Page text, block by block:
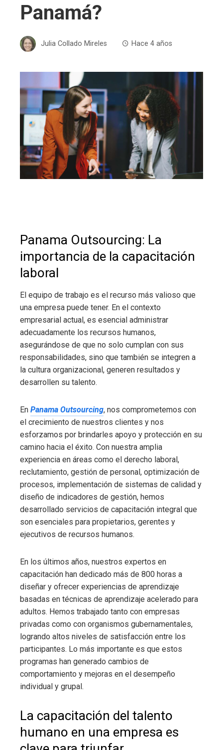
Panamá?
Julia Collado Mireles Hace 4 años
Panama Outsourcing: La
importancia de la capacitación
laboral
El equipo de trabajo es el recurso más valioso que
una empresa puede tener. En el contexto
empresarial actual, es esencial administrar
adecuadamente los recursos humanos,
asegurándose de que no solo cumplan con sus
responsabilidades, sino que también se integren a
la cultura organizacional, generen resultados y
desarrollen su talento.
En Panama Outsourcing, nos comprometemos con
el crecimiento de nuestros clientes y nos
esforzamos por brindarles apoyo y protección en su
camino hacia el éxito. Con nuestra amplia
experiencia en áreas como el derecho laboral,
reclutamiento, gestión de personal, optimización de
procesos, implementación de sistemas de calidad y
diseño de indicadores de gestión, hemos
desarrollado servicios de capacitación integral que
son esenciales para propietarios, gerentes y
ejecutivos de recursos humanos.
En los últimos años, nuestros expertos en
capacitación han dedicado más de 800 horas a
diseñar y ofrecer experiencias de aprendizaje
basadas en técnicas de aprendizaje acelerado para
adultos. Hemos trabajado tanto con empresas
privadas como con organismos gubernamentales,
logrando altos niveles de satisfacción entre los
participantes. Lo más importante es que estos
programas han generado cambios de
comportamiento y mejoras en el desempeño
individual y grupal.
La capacitación del talento
humano en una empresa es